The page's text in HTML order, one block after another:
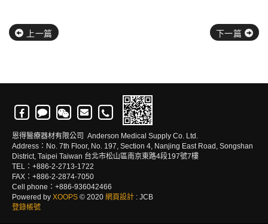
上一篇 下一篇
恩得醫療器材有限公司 Anderson Medical Supply Co. Ltd.
Address：No. 7th Floor, No. 197, Section 4, Nanjing East Road, Songshan
District, Taipei Taiwan 台北市松山區南京東路4段197號7樓
TEL：+886-2-2713-1722
FAX：+886-2-2874-7050
Cell phone：+886-936042466
Powered by XOOPS © 2020 網頁設計 : JCB
登錄帳號